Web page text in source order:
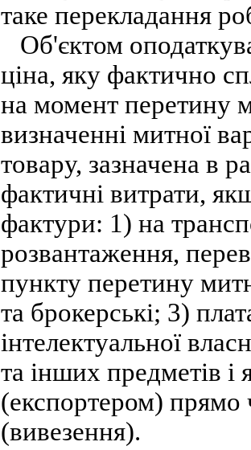
таке перекладання
Об'єктом
ціна, яку фактично
на момент перетину
визначенні митної
товару, зазначена в
фактичні витрати,
фактури: 1) на
розвантаження,
пункту перетину
та брокерські; 3)
інтелектуальної
та інших предметів і
(експортером) прямо
(вивезення).